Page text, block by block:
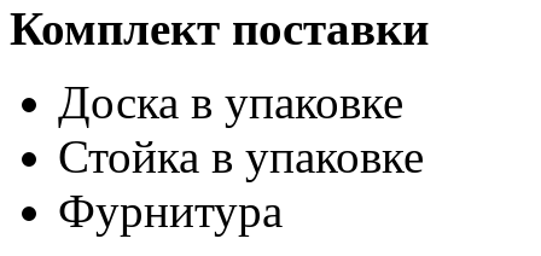
Комплект поставки
Доска в упаковке
Стойка в упаковке
Фурнитура